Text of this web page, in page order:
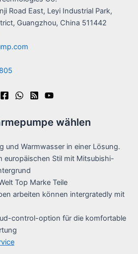
Road East, Leyi Industrial Park,
Guangzhou, China 511442
wählen
und Warmwasser in einer Lösung.
europäischen Stil mit Mitsubishi-
Top Marke Teile
arbeiten können intergratedly mit
control-option für die komfortable